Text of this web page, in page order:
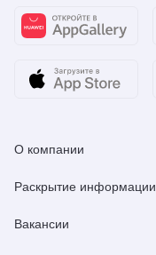
О компании
Раскрытие информации
Вакансии